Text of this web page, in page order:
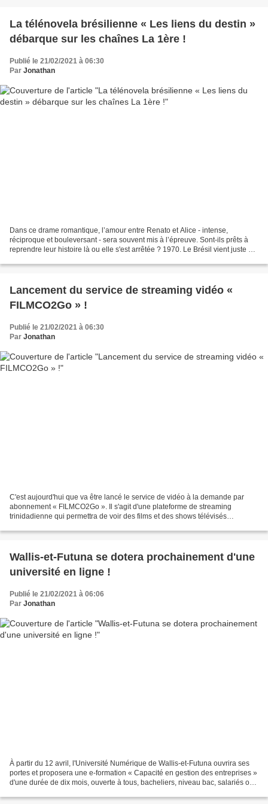
La télénovela brésilienne « Les liens du destin »
débarque sur les chaînes La 1ère !
Publié le 21/02/2021 à 06:30
Par Jonathan
Dans ce drame romantique, l’amour entre Renato et Alice - intense,
réciproque et bouleversant - sera souvent mis à l’épreuve. Sont-ils prêts à
reprendre leur histoire là ou elle s'est arrêtée ? 1970. Le Brésil vient juste de
Lancement du service de streaming vidéo «
FILMCO2Go » !
Publié le 21/02/2021 à 06:30
Par Jonathan
C'est aujourd'hui que va être lancé le service de vidéo à la demande par
abonnement « FILMCO2Go ». Il s'agit d'une plateforme de streaming
trinidadienne qui permettra de voir des films et des shows télévisés
Wallis-et-Futuna se dotera prochainement d'une
université en ligne !
Publié le 21/02/2021 à 06:06
Par Jonathan
À partir du 12 avril, l'Université Numérique de Wallis-et-Futuna ouvrira ses
portes et proposera une e-formation « Capacité en gestion des entreprises »
d'une durée de dix mois, ouverte à tous, bacheliers, niveau bac, salariés ou